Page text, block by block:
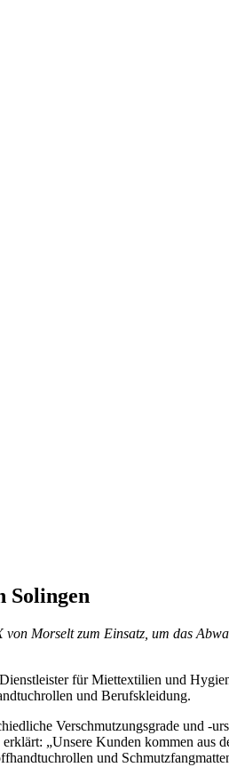
Solingen
Morselt zum Einsatz, um das
für Miettextilien und
und Berufskleidung.
Verschmutzungsgrade und
„Unsere Kunden kommen
und